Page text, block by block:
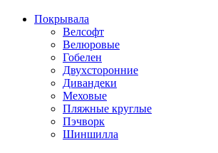
Покрывала
Велсофт
Велюровые
Гобелен
Двухсторонние
Дивандеки
Меховые
Пляжные круглые
Пэчворк
Шиншилла